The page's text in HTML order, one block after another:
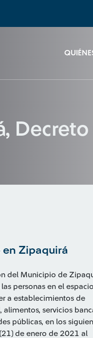
en Zipaquirá
del Municipio de
personas en el espacio
a establecimientos de
servicios
públicas, en los
de enero de 2021 al